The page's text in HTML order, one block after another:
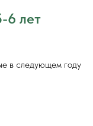
6 лет
в следующем году